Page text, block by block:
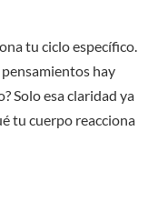
tu ciclo específico.
hay
Solo esa claridad ya
tu cuerpo reacciona